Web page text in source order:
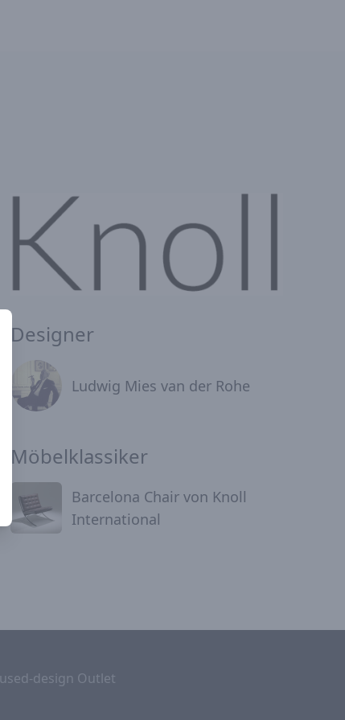
Designer
Ludwig Mies van der Rohe
Möbelklassiker
Barcelona Chair von Knoll
International
used-design Outlet